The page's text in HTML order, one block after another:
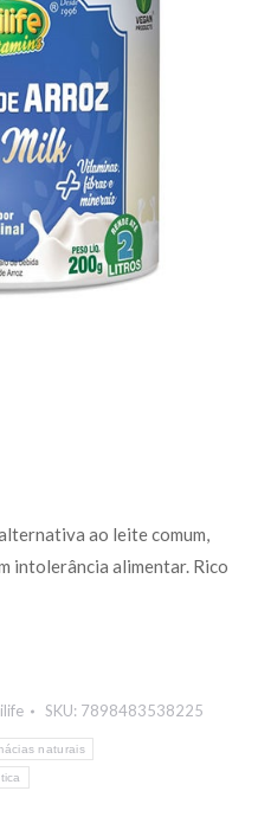
ao leite comum,
intolerância alimentar. Rico
SKU: 7898483538225
naturais